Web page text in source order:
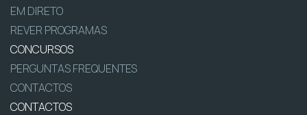
EM DIRETO
REVER PROGRAMAS
CONCURSOS
PERGUNTAS FREQUENTES
CONTACTOS
CONTACTOS